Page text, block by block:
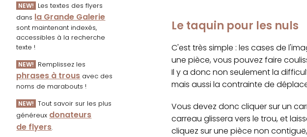
NEW! Les textes des flyers
dans la Grande Galerie
sont maintenant indexés,
accessibles à la recherche
texte !
NEW! Remplissez les
phrases à trous avec des
noms de marabouts !
NEW! Tout savoir sur les plus
généreux donateurs
de flyers.
Le taquin pour les nuls
C'est très simple : les cases de
une pièce, vous pouvez faire
Il y a donc non seulement la
mais aussi la contrainte de
Vous devez donc cliquer sur un
carreau glissera vers le trou, et
cliquez sur une pièce non